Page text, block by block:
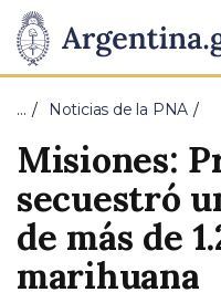
Presidencia
de
la
Nación
Pasar al contenido
… Noticias de la PNA
Misiones:
secuestró
de más de
marihuana